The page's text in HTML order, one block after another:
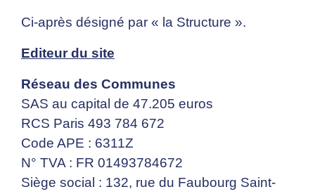
Ci-après désigné par « la Structure ».
Editeur du site
Réseau des Communes
SAS au capital de 47.205 euros
RCS Paris 493 784 672
Code APE : 6311Z
N° TVA : FR 01493784672
Siège social : 132, rue du Faubourg Saint-